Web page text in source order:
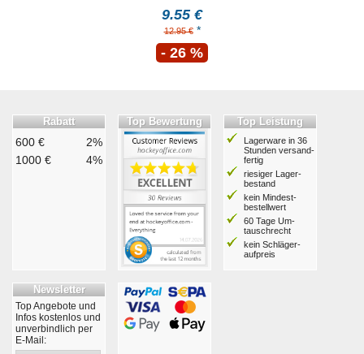
9.55 €
12.95 €*
- 26 %
Rabatt
600 €
2%
1000 €
4%
Top Bewertung Top Leistung
Lagerware in 36
Stunden ver­sand­
fertig
riesiger Lager­
bestand
kein Mindest­
bestell­wert
60 Tage Um­
tausch­recht
kein Schläger­
aufpreis
Newsletter
Top Angebote und
Infos kostenlos und
unverbindlich per
E-Mail: